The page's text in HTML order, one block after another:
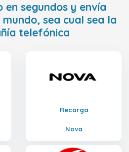
en segundos y envía
sea cual sea la
telefónica
Recarga
Nova